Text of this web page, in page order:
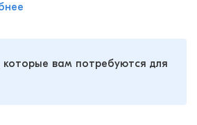
которые вам потребуются для